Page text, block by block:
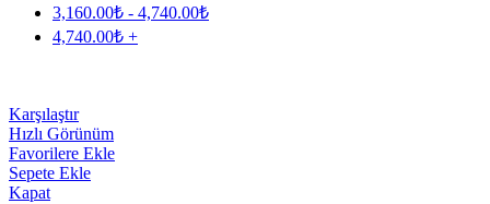
3,160.00₺ - 4,740.00₺
4,740.00₺ +
Karşılaştır
Hızlı Görünüm
Favorilere Ekle
Sepete Ekle
Kapat